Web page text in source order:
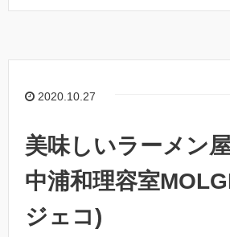
2020.10.27
美味しいラーメン
中浦和理容室
ジェコ)